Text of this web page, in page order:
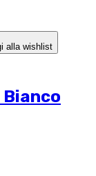
alla wishlist
Bianco